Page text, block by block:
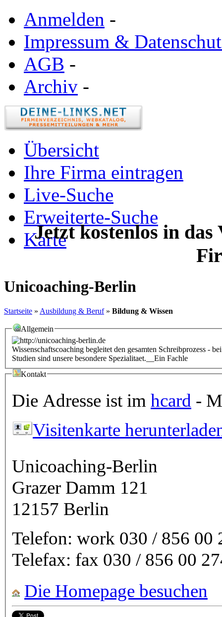
Anmelden -
Impressum &
AGB -
Archiv -
Übersicht
Ihre Firma eintragen
Live-Suche
Erweiterte-Suche
Karte
Jetzt kostenlos in
Unicoaching-Berlin
Startseite » Ausbildung & Beruf» Bildung & Wissen
Allgemein
Wissenschaftscoaching begleitet den gesamten Schreibprozess -
Studien sind unsere besondere Spezialitaet.__Ein Fachle
Kontakt
Die Adresse ist im hcard -
Visitenkarte
Unicoaching-Berlin
Grazer Damm 121
12157 Berlin
Telefon: work 030 / 856 00
Telefax: fax 030 / 856 00
Die Homepage besuchen